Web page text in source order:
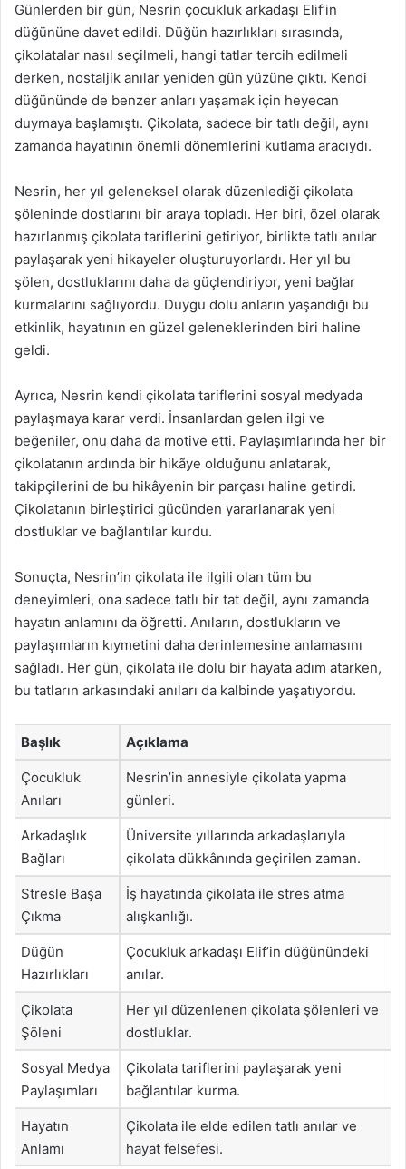
Günlerden bir gün, Nesrin çocukluk arkadaşı Elif’in
düğününe davet edildi. Düğün hazırlıkları sırasında,
çikolatalar nasıl seçilmeli, hangi tatlar tercih edilmeli
derken, nostaljik anılar yeniden gün yüzüne çıktı. Kendi
düğününde de benzer anları yaşamak için heyecan
duymaya başlamıştı. Çikolata, sadece bir tatlı değil, aynı
zamanda hayatının önemli dönemlerini kutlama aracıydı.
Nesrin, her yıl geleneksel olarak düzenlediği çikolata
şöleninde dostlarını bir araya topladı. Her biri, özel olarak
hazırlanmış çikolata tariflerini getiriyor, birlikte tatlı anılar
paylaşarak yeni hikayeler oluşturuyorlardı. Her yıl bu
şölen, dostluklarını daha da güçlendiriyor, yeni bağlar
kurmalarını sağlıyordu. Duygu dolu anların yaşandığı bu
etkinlik, hayatının en güzel geleneklerinden biri haline
geldi.
Ayrıca, Nesrin kendi çikolata tariflerini sosyal medyada
paylaşmaya karar verdi. İnsanlardan gelen ilgi ve
beğeniler, onu daha da motive etti. Paylaşımlarında her bir
çikolatanın ardında bir hikãye olduğunu anlatarak,
takipçilerini de bu hikâyenin bir parçası haline getirdi.
Çikolatanın birleştirici gücünden yararlanarak yeni
dostluklar ve bağlantılar kurdu.
Sonuçta, Nesrin’in çikolata ile ilgili olan tüm bu
deneyimleri, ona sadece tatlı bir tat değil, aynı zamanda
hayatın anlamını da öğretti. Anıların, dostlukların ve
paylaşımların kıymetini daha derinlemesine anlamasını
sağladı. Her gün, çikolata ile dolu bir hayata adım atarken,
bu tatların arkasındaki anıları da kalbinde yaşatıyordu.
Başlık Açıklama
Çocukluk
Anıları
Nesrin’in annesiyle çikolata yapma
günleri.
Arkadaşlık
Bağları
Üniversite yıllarında arkadaşlarıyla
çikolata dükkânında geçirilen zaman.
Stresle Başa
Çıkma
İş hayatında çikolata ile stres atma
alışkanlığı.
Düğün
Hazırlıkları
Çocukluk arkadaşı Elif’in düğünündeki
anılar.
Çikolata
Şöleni
Her yıl düzenlenen çikolata şölenleri ve
dostluklar.
Sosyal Medya
Paylaşımları
Çikolata tariflerini paylaşarak yeni
bağlantılar kurma.
Hayatın
Anlamı
Çikolata ile elde edilen tatlı anılar ve
hayat felsefesi.